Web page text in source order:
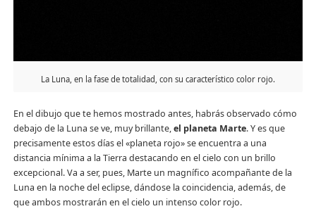
La Luna, en la fase de totalidad, con su característico color rojo.
En el dibujo que te hemos mostrado antes, habrás observado cómo
debajo de la Luna se ve, muy brillante,el planeta Marte. Y es que
precisamente estos días el «planeta rojo» se encuentra a una
distancia mínima a la Tierra destacando en el cielo con un brillo
excepcional. Va a ser, pues, Marte un magnífico acompañante de la
Luna en la noche del eclipse, dándose la coincidencia, además, de
que ambos mostrarán en el cielo un intenso color rojo.